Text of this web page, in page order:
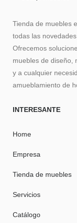
Tienda de muebles
todas las
Ofrecemos
muebles de diseño,
y a cualquier
amueblamiento de
INTERESANTE
Home
Empresa
Tienda de muebles
Servicios
Catálogo